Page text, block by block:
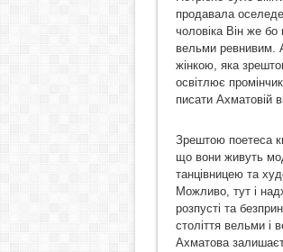
продавала
чоловіка Він же бо
вельми ревнивим.
жінкою, яка
освітлює
писати Ахматовій
Зрештою поетеса
що вони живуть
танцівницею та
Можливо, тут і
розпусті та
століття вельми
Ахматова